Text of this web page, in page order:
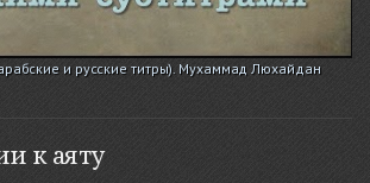
и русские титры). Мухаммад Люхайдан
к аяту